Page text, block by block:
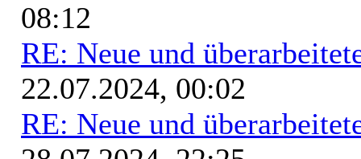
08:12
RE: Neue und
22.07.2024, 00:02
RE: Neue und